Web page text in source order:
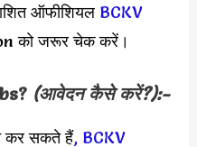
ऑफीशियल BCKV
को जरूर चेक करें।
(आवेदन कैसे करें?):-
कर सकते हैं, BCKV